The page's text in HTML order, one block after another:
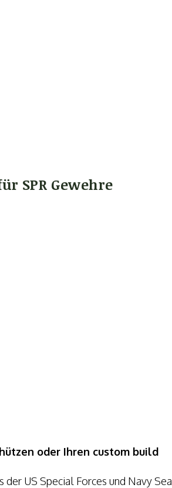
SPR Gewehre
oder Ihren custom build
US Special Forces und Navy